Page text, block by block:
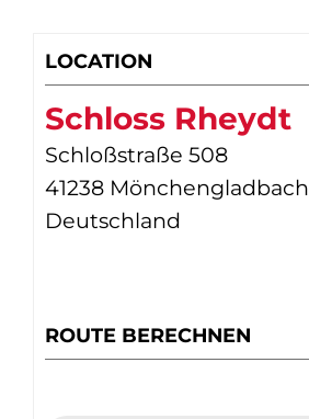
LOCATION
Schloss Rheydt
Schloßstraße 508
41238 Mönchengladbach
Deutschland
ROUTE BERECHNEN